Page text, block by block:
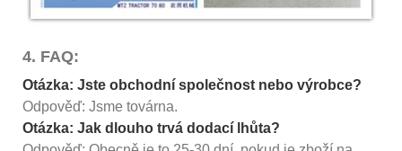
4. FAQ:
Otázka: Jste obchodní společnost nebo výrobce?
Odpověď: Jsme továrna.
Otázka: Jak dlouho trvá dodací lhůta?